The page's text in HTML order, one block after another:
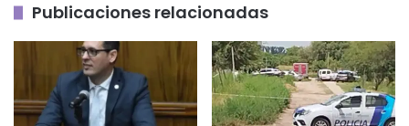
Publicaciones relacionadas